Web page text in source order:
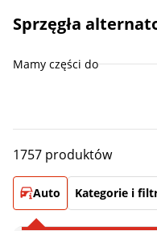
Sprzęgła
Mamy części do
1757 produktów
Auto Kategorie i